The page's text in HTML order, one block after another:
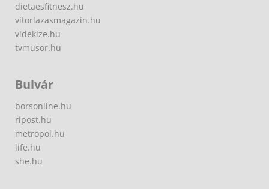
dietaesfitnesz.hu
vitorlazasmagazin.hu
videkize.hu
tvmusor.hu
Bulvár
borsonline.hu
ripost.hu
metropol.hu
life.hu
she.hu